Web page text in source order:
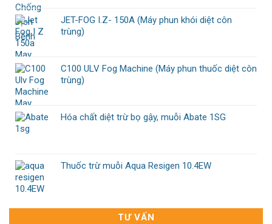
JET-FOG I.Z- 150A (Máy phun khói diệt côn
trùng)
C100 ULV Fog Machine (Máy phun thuốc diệt côn
trùng)
Hóa chất diệt trừ bọ gậy, muỗi Abate 1SG
Thuốc trừ muỗi Aqua Resigen 10.4EW
TƯ VẤN